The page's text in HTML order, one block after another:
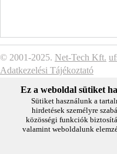
© 2001-2025. Net-Tech Kft.
Adatkezelési Tájékoztató
Ez a weboldal sütiket
Sütiket használunk a
hirdetések személyre
közösségi funkciók
valamint weboldalunk